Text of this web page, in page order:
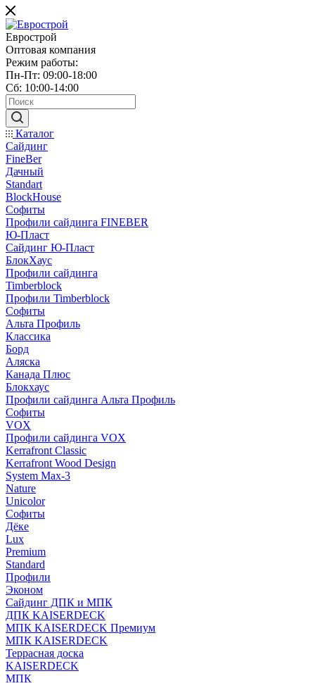
Еврострой
Оптовая компания
Режим работы:
Пн-Пт: 09:00-18:00
Сб: 10:00-14:00
Каталог
Сайдинг
FineBer
Дачный
Standart
BlockHouse
Софиты
Профили сайдинга FINEBER
Ю-Пласт
Сайдинг Ю-Пласт
БлокХаус
Профили сайдинга
Timberblock
Профили Timberblock
Софиты
Альта Профиль
Классика
Борд
Аляска
Канада Плюс
Блокхаус
Профили сайдинга Альта Профиль
Софиты
VOX
Профили сайдинга VOX
Kerrafront Classic
Kerrafront Wood Design
System Max-3
Nature
Unicolor
Софиты
Дёке
Lux
Premium
Standard
Профили
Эконом
Сайдинг ДПК и МПК
ДПК KAISERDECK
МПК KAISERDECK Премиум
МПК KAISERDECK
Террасная доска
KAISERDECK
МПК